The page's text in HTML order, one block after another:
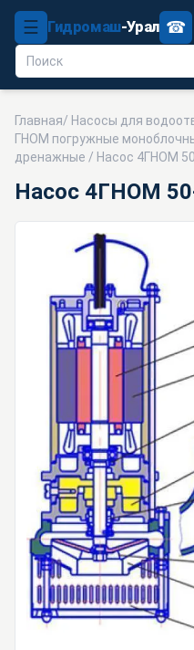
☰ Гидромаш-Урал ☎
Главная/ Насосы для
ГНОМ погружные
дренажные / Насос 4ГНОМ
Насос 4ГНОМ